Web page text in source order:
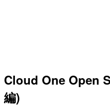
Cloud One Open
編)